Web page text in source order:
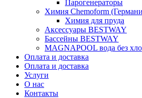
Парогенераторы
Химия Chemoform
Химия для пруда
Аксессуары BESTWAY
Бассейны BESTWAY
MAGNAPOOL вода без
Оплата и доставка
Оплата и доставка
Услуги
О нас
Контакты